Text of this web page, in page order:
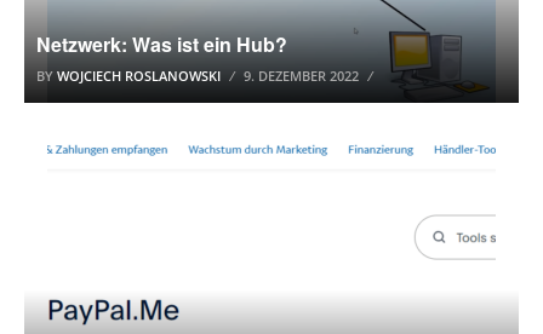
Netzwerk: Was ist ein Hub?
BY WOJCIECH ROSLANOWSKI 9. DEZEMBER 2022